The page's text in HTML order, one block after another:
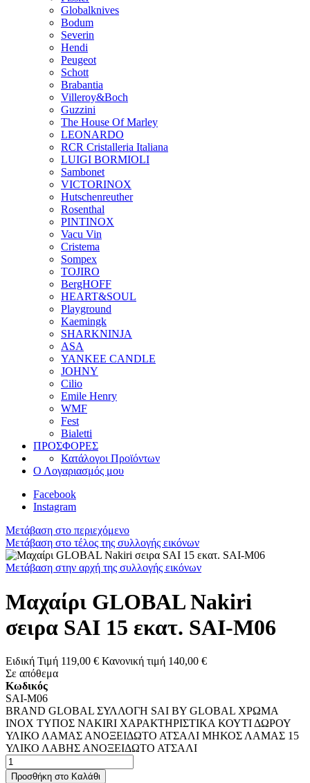
Globalknives
Bodum
Severin
Hendi
Peugeot
Schott
Brabantia
Villeroy&Boch
Guzzini
The House Of Marley
LEONARDO
RCR Cristalleria Italiana
LUIGI BORMIOLI
Sambonet
VICTORINOX
Hutschenreuther
Rosenthal
PINTINOX
Vacu Vin
Cristema
Sompex
TOJIRO
BergHOFF
HEART&SOUL
Playground
Kaemingk
SHARKNINJA
ASA
YANKEE CANDLE
JOHNY
Cilio
Emile Henry
WMF
Fest
Bialetti
ΠΡΟΣΦΟΡΕΣ
Κατάλογοι Προϊόντων
Ο Λογαριασμός μου
Facebook
Instagram
Μετάβαση στο περιεχόμενο
Μετάβαση στο τέλος της συλλογής εικόνων
Μετάβαση στην αρχή της συλλογής εικόνων
Μαχαίρι GLOBAL Nakiri
σειρα SAI 15 εκατ. SAI-M06
Ειδική Τιμή 119,00 € Κανονική τιμή 140,00 €
Σε απόθεμα
Κωδικός
SAI-M06
BRAND GLOBAL ΣΥΛΛΟΓΗ SAI BY GLOBAL ΧΡΩΜΑ
INOX ΤΥΠΟΣ NAKIRI ΧΑΡΑΚΤΗΡΙΣΤΙΚΑ ΚΟΥΤΙ ΔΩΡΟΥ
ΥΛΙΚΟ ΛΑΜΑΣ ΑΝΟΞΕΙΔΩΤΟ ΑΤΣΑΛΙ ΜΗΚΟΣ ΛΑΜΑΣ 15
ΥΛΙΚΟ ΛΑΒΗΣ ΑΝΟΞΕΙΔΩΤΟ ΑΤΣΑΛΙ
Προσθήκη στο Καλάθι